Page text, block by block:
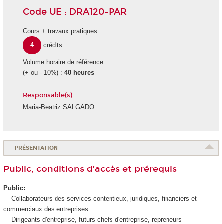
Code UE : DRA120-PAR
Cours + travaux pratiques
4
crédits
Volume horaire de référence
(+ ou - 10%) : 40 heures
Responsable(s)
Maria-Beatriz SALGADO
PRÉSENTATION
Public, conditions d’accès et prérequis
Public:
Collaborateurs des services contentieux, juridiques, financiers et
commerciaux des entreprises.
Dirigeants d'entreprise, futurs chefs d'entreprise, repreneurs